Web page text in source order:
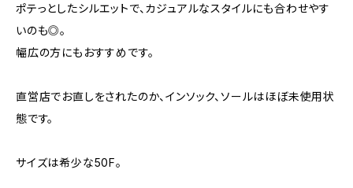
ポテっとしたシルエットで、カジュアルなスタイルにも合わせやす
いのも◎。
幅広の方にもおすすめです。
直営店でお直しをされたのか、インソック、ソールはほぼ未使用状
態です。
サイズは希少な50F。